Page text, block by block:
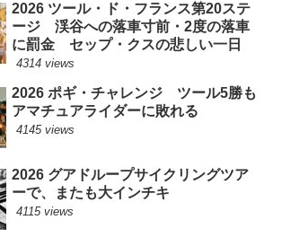
2026 ツール・ド・フランス第20ステ
ージ 渓谷への落車寸前・2度の落車
に罰金 セップ・クスの悲しい一日
4314 views
2026 ポギ・チャレンジ ツール5勝も
アマチュアライダーに敗れる
4145 views
2026 グアドループサイクリングツア
ーで、またも大インチキ
4115 views